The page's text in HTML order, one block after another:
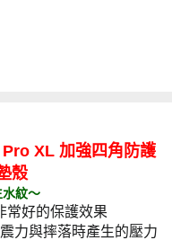
XL 加強四角防護
殼
紋～
常好的保護效果
力與摔落時產生的壓力